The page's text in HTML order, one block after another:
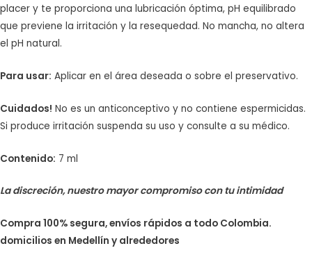
placer y te proporciona una lubricación óptima, pH equilibrado
que previene la irritación y la resequedad. No mancha, no altera
el pH natural.
Para usar: Aplicar en el área deseada o sobre el preservativo.
Cuidados! No es un anticonceptivo y no contiene espermicidas.
Si produce irritación suspenda su uso y consulte a su médico.
Contenido: 7 ml
La discreción, nuestro mayor compromiso con tu intimidad
Compra 100% segura, envíos rápidos a todo Colombia.
domicilios en Medellín y alrededores